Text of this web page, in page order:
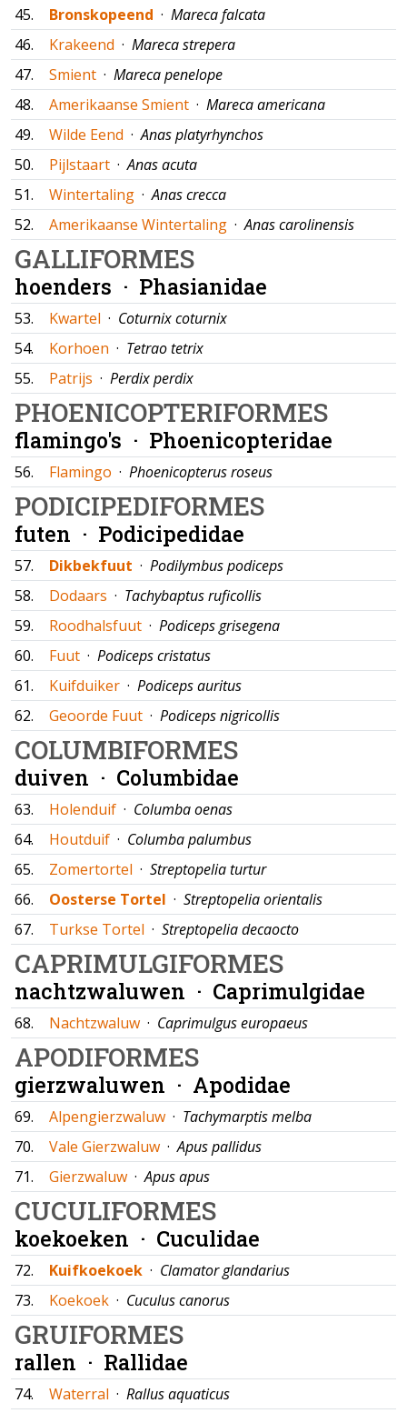
45.
Bronskopeend · Mareca falcata
46.
Krakeend · Mareca strepera
47.
Smient · Mareca penelope
48.
Amerikaanse Smient · Mareca americana
49.
Wilde Eend ·Anas platyrhynchos
50.
Pijlstaart ·Anas acuta
51.
Wintertaling ·Anas crecca
52.
Amerikaanse Wintertaling ·Anas carolinensis
GALLIFORMES
hoenders · Phasianidae
53. Kwartel · Coturnix coturnix
54.
Korhoen · Tetrao tetrix
55.
Patrijs · Perdix perdix
PHOENICOPTERIFORMES
flamingo's · Phoenicopteridae
56. Flamingo · Phoenicopterus roseus
PODICIPEDIFORMES
futen · Podicipedidae
57. Dikbekfuut · Podilymbus podiceps
58.
Dodaars · Tachybaptus ruficollis
59.
Roodhalsfuut · Podiceps grisegena
60.
Fuut · Podiceps cristatus
61.
Kuifduiker · Podiceps auritus
62.
Geoorde Fuut · Podiceps nigricollis
COLUMBIFORMES
duiven · Columbidae
63. Holenduif · Columba oenas
64.
Houtduif · Columba palumbus
65.
Zomertortel · Streptopelia turtur
66.
Oosterse Tortel · Streptopelia orientalis
67.
Turkse Tortel · Streptopelia decaocto
CAPRIMULGIFORMES
nachtzwaluwen · Caprimulgidae
68. Nachtzwaluw · Caprimulgus europaeus
APODIFORMES
gierzwaluwen · Apodidae
69. Alpengierzwaluw · Tachymarptis melba
70.
Vale Gierzwaluw ·Apus pallidus
71.
Gierzwaluw ·Apus apus
CUCULIFORMES
koekoeken · Cuculidae
72. Kuifkoekoek · Clamator glandarius
73.
Koekoek · Cuculus canorus
GRUIFORMES
rallen · Rallidae
74. Waterral · Rallus aquaticus